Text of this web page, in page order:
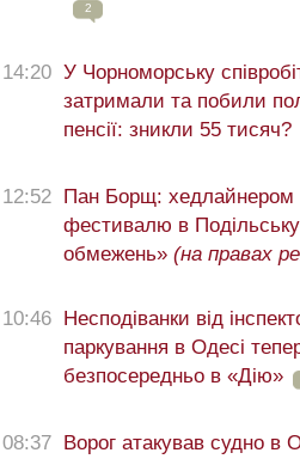
2
14:20 У Чорноморську
затримали та побили
пенсії: зникли 55 тисяч?
12:52
Пан Борщ: хедлайнером
фестивалю в
обмежень» (на правах
10:46
Несподіванки від
паркування в Одесі
безпосередньо в «Дію»
08:37
Ворог атакував судно в